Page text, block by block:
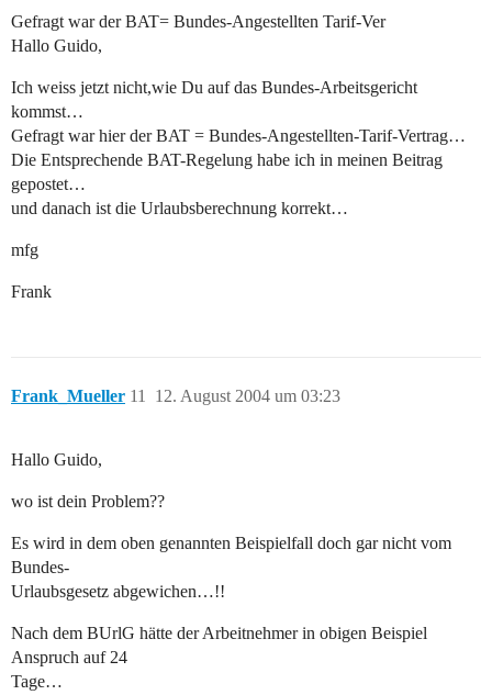
Gefragt war der BAT= Bundes-Angestellten Tarif-Ver
Hallo Guido,
Ich weiss jetzt nicht,wie Du auf das Bundes-Arbeitsgericht
kommst…
Gefragt war hier der BAT = Bundes-Angestellten-Tarif-Vertrag…
Die Entsprechende BAT-Regelung habe ich in meinen Beitrag
gepostet…
und danach ist die Urlaubsberechnung korrekt…
mfg
Frank
Frank_Mueller 12. August 2004 um 03:23
11
Hallo Guido,
wo ist dein Problem??
Es wird in dem oben genannten Beispielfall doch gar nicht vom
Bundes-
Urlaubsgesetz abgewichen…!!
Nach dem BUrlG hätte der Arbeitnehmer in obigen Beispiel
Anspruch auf 24
Tage…